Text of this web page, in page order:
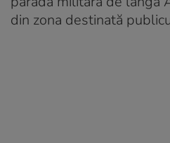
din zona destinată